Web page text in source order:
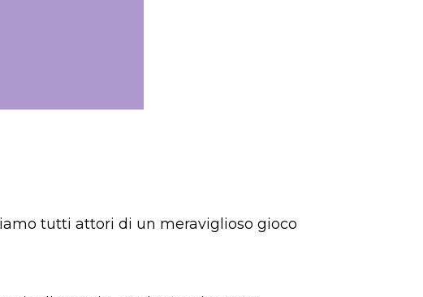
tutti attori di un meraviglioso gioco